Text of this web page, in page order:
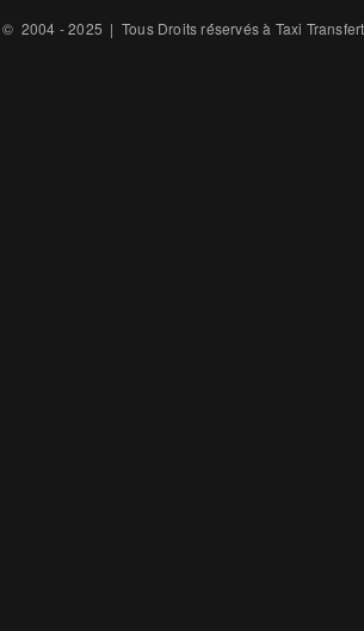
© 2004 - 2025 | Tous Droits ré́servés à Taxi